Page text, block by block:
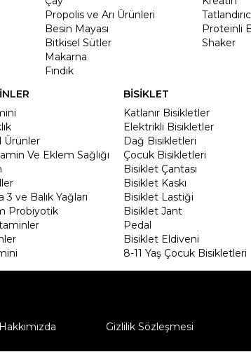
Propolis ve Arı Ürünleri
Besin Mayası
Bitkisel Sütler
Makarna
Fındık
Proteinli
Shaker
Ürünler
Ve Eklem Sağlığı
3 ve Balık Yağları
Probiyotik
BİSİKLET
Katlanır Bisikletler
Elektrikli Bisikletler
Dağ Bisikletleri
Çocuk Bisikletleri
Bisiklet Çantası
Bisiklet Kaskı
Bisiklet Lastiği
Bisiklet Jant
Pedal
Bisiklet Eldiveni
8-11 Yaş Çocuk Bisikletleri
Hakkımızda Gizlilik Sözleşmesi